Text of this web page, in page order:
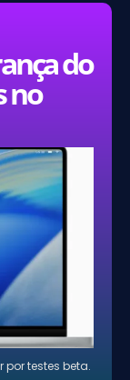
do
no
testes beta.